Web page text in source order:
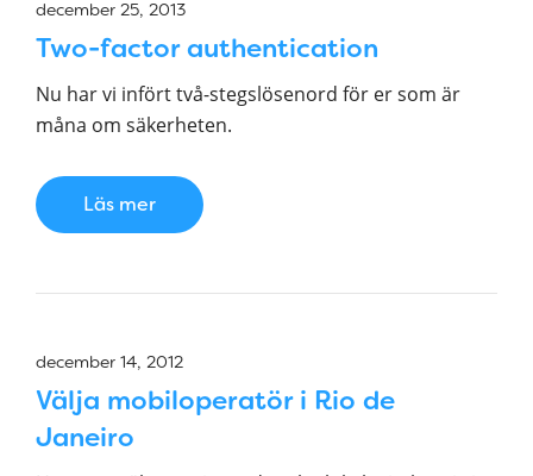
december 25, 2013
Two-factor authentication
Nu har vi infört två-stegslösenord för er som är
måna om säkerheten.
Läs mer
december 14, 2012
Välja mobiloperatör i Rio de
Janeiro